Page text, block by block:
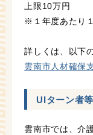
上限10万円
※１年度あたり
詳しくは、以下
雲南市人材確保
UIターン者
雲南市では、介